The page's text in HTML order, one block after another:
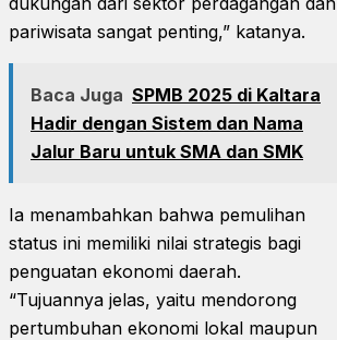
pariwisata sangat penting,” katanya.
Baca Juga SPMB 2025 di Kaltara
Hadir dengan Sistem dan Nama
Jalur Baru untuk SMA dan SMK
Ia menambahkan bahwa pemulihan
status ini memiliki nilai strategis bagi
penguatan ekonomi daerah.
“Tujuannya jelas, yaitu mendorong
pertumbuhan ekonomi lokal maupun